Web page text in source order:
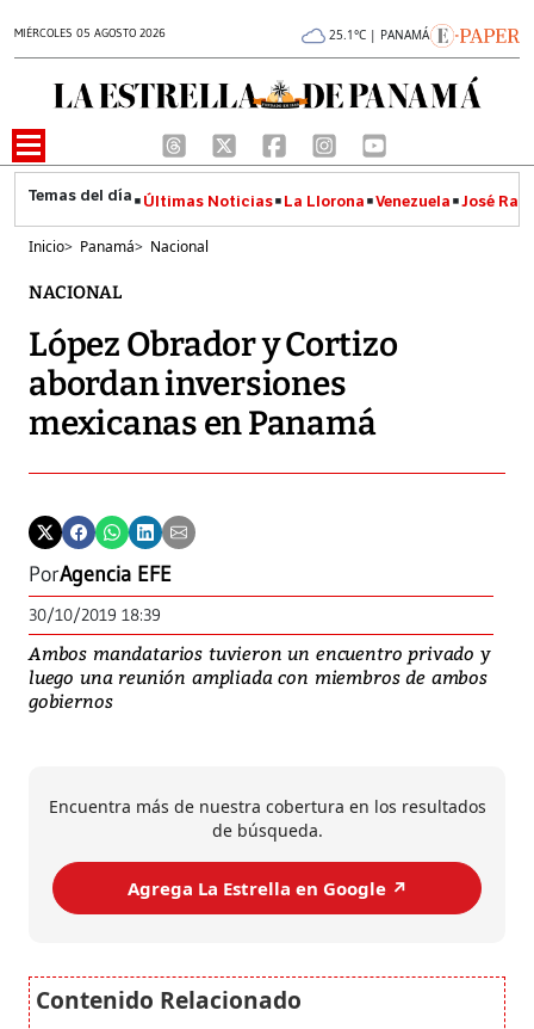
MIÉRCOLES 05 AGOSTO 2026 25.1°C | PANAMÁ
Últimas Noticias La Llorona Venezuela José
Inicio> Panamá> Nacional
NACIONAL
López Obrador y Cortizo
abordan inversiones
mexicanas en Panamá
PorAgencia EFE
30/10/2019 18:39
Ambos mandatarios tuvieron un encuentro privado y
luego una reunión ampliada con miembros de ambos
gobiernos
Encuentra más de nuestra cobertura en los resultados
de búsqueda.
Agrega La Estrella en Google ↗️